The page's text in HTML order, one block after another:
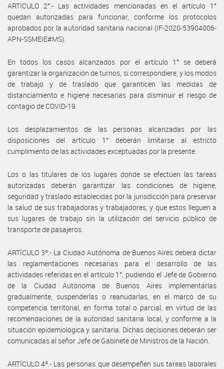
ARTICULO 2°.- Las actividades mencionadas en el artículo 1°
quedan autorizadas para funcionar, conforme los protocolos
aprobados por la autoridad sanitaria nacional (IF-2020-53904006-
APN-SSMEIE#MS).
En todos los casos alcanzados por el artículo 1° se deberá
garantizar la organización de turnos, si correspondiere, y los modos
de trabajo y de traslado que garanticen las medidas de
distanciamiento e higiene necesarias para disminuir el riesgo de
contagio de COVID-19.
Los desplazamientos de las personas alcanzadas por las
disposiciones del artículo 1° deberán limitarse al estricto
cumplimiento de las actividades exceptuadas por la presente.
Los o las titulares de los lugares donde se efectúen las tareas
autorizadas deberán garantizar las condiciones de higiene,
seguridad y traslado establecidas por la jurisdicción para preservar
la salud de sus trabajadoras y trabajadores, y que estos lleguen a
sus lugares de trabajo sin la utilización del servicio público de
transporte de pasajeros.
ARTÍCULO 3º.- La Ciudad Autónoma de Buenos Aires deberá dictar
las reglamentaciones necesarias para el desarrollo de las
actividades referidas en el artículo 1°, pudiendo el Jefe de Gobierno
de la Ciudad Autónoma de Buenos Aires implementarlas
gradualmente, suspenderlas o reanudarlas, en el marco de su
competencia territorial, en forma total o parcial, en virtud de las
recomendaciones de la autoridad sanitaria local, y conforme a la
situación epidemiológica y sanitaria. Dichas decisiones deberán ser
comunicadas al señor Jefe de Gabinete de Ministros de la Nación.
ARTÍCULO 4º.- Las personas que desempeñen sus tareas laborales